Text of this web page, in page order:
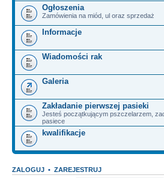
Ogłoszenia
Zamówienia na miód, ul oraz sprzedaż
Informacje
Wiadomości rak
Galeria
Zakładanie pierwszej pasieki
Jesteś początkującym pszczelarzem,
pasiece
kwalifikacje
ZALOGUJ • ZAREJESTRUJ